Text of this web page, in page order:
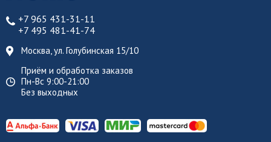
+7 965 431-31-11
+7 495 481-41-74
Москва, ул. Голубинская 15/10
Приём и обработка заказов
Пн-Вс 9:00-21:00
Без выходных